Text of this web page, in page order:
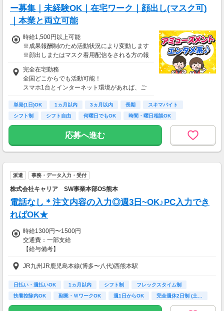
ー募集｜未経験OK｜在宅ワーク｜顔出し(マスク可)
｜本業と両立可能
時給1,500円以上可能
※成果報酬制のため活動状況により変動します
※顔出しまたはマスク着用配信をされる方の報
酬基準となります
【収入例】
■事務職Aさん（週3日・月50時間程度）
月収8万円～15万円
月収15万円～25万円
■主婦Cさん（月100時間程度）
月収20万円以上
現在活躍中のライバーの多くは会社員や主婦の
方。
本業や家庭と両立しながら副業として活動され
ています。
完全在宅勤務
全国どこからでも活動可能！
スマホ1台とインターネット環境があれば、ご
自宅からスタートできます。
通勤時間ゼロだから、本業やプライベートとの
両立もラクラク♪
単発(1日)OK 1ヵ月以内 3ヵ月以内 長期
スキマバイト
シフト制
シフト自由 何曜日でもOK 時間・曜日相談OK
応募へ進む
派遣 事務・データ入力・受付
株式会社キャリア SW事業本部OS熊本
電話なし＊注文内容の入力◎週3日~OK♪PC入力でき
ればOK★
時給1300円〜1500円
交通費：一部支給
【給与備考】
■日払い･週払いOK！
JR九州JR鹿児島本線(博多〜八代)西熊本駅
日払い・週払いOK 1ヵ月以内 シフト制
フレックスタイム制
扶養控除内OK
副業・ＷワークOK 週1日からOK
完全週休2日制 (土…
残業なし